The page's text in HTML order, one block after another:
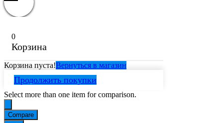
0
Корзина
Корзина пуста!Вернуться в магазин
Продолжить покупки
Select more than one item for comparison.
Compare